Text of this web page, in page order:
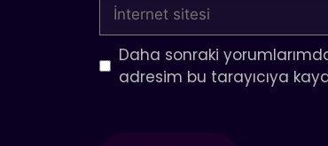
sitesi
Daha sonraki
adresim bu tarayıcıya